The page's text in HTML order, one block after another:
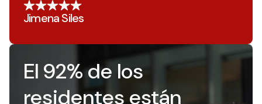
Jimena Siles
El 92% de los
residentes están